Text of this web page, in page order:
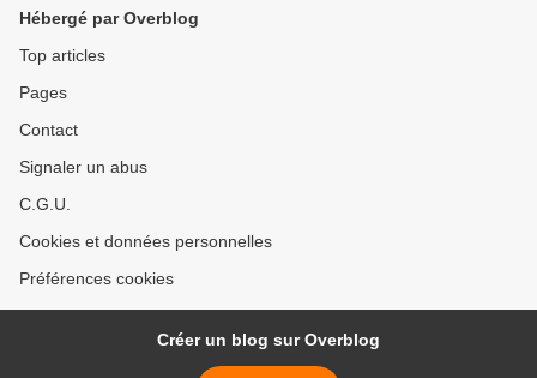
Hébergé par Overblog
Top articles
Pages
Contact
Signaler un abus
C.G.U.
Cookies et données personnelles
Préférences cookies
Créer un blog sur Overblog